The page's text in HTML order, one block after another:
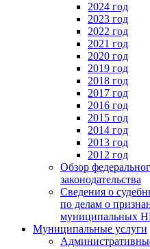
2024 год
2023 год
2022 год
2021 год
2020 год
2019 год
2018 год
2017 год
2016 год
2015 год
2014 год
2013 год
2012 год
Обзор
законодательства
Сведения о
по делам о
муниципальных
Муниципальные услуги